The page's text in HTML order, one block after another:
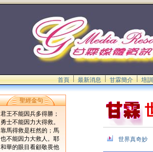
首頁 最新消息 甘霖簡介 培
聖經金句
君王不能因兵多得勝；
勇士不能因力大得救。
靠馬得救是枉然的；馬
也不能因力大救人。耶
和華的眼目看顧敬畏他
世界真奇妙